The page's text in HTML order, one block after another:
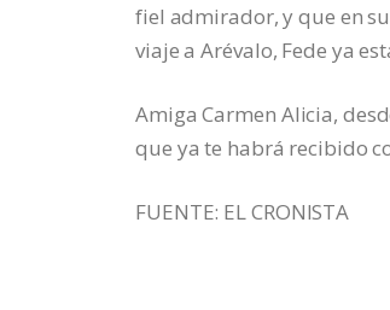
fiel admirador, y que en
viaje a Arévalo, Fede ya
Amiga Carmen Alicia,
que ya te habrá recibido
FUENTE: EL CRONISTA